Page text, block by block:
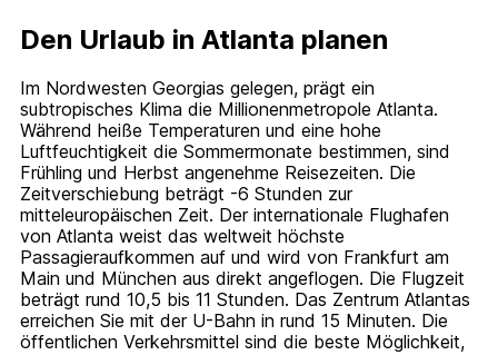
Den Urlaub in Atlanta planen
Im Nordwesten Georgias gelegen, prägt ein
subtropisches Klima die Millionenmetropole Atlanta.
Während heiße Temperaturen und eine hohe
Luftfeuchtigkeit die Sommermonate bestimmen, sind
Frühling und Herbst angenehme Reisezeiten. Die
Zeitverschiebung beträgt -6 Stunden zur
mitteleuropäischen Zeit. Der internationale Flughafen
von Atlanta weist das weltweit höchste
Passagieraufkommen auf und wird von Frankfurt am
Main und München aus direkt angeflogen. Die Flugzeit
beträgt rund 10,5 bis 11 Stunden. Das Zentrum Atlantas
erreichen Sie mit der U-Bahn in rund 15 Minuten. Die
öffentlichen Verkehrsmittel sind die beste Möglichkeit,